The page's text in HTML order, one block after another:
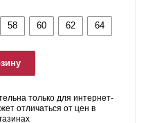
58 60 62 64
только для интернет-
отличаться от цен в